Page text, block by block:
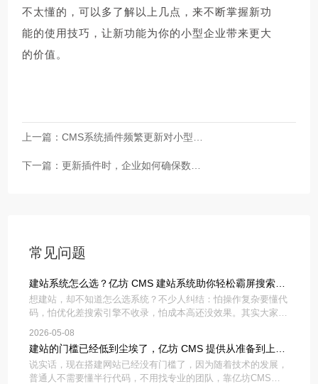
不太懂的，可以多了解以上几点，来不断掌握新功
能的使用技巧，让新功能为你的小型企业带来更大
的价值。
上一篇：CMS系统插件频繁更新对小型企
业有什么好处？
下一篇：更新插件时，企业如何确保数据
常见问题
建站系统怎么选？亿坊 CMS 建站系统助你轻松霸屏搜索引
擎！
想建站，却不知道怎么选系统？不少人纠结：怕操作复杂要懂代
码，怕优化差搜索引擎不收录，怕成本高还没效果。其实大家想
好解决这些难题
2026-05-08
建站的门槛已经低到尘埃了，亿坊 CMS 提供从准备到上线
的全流程！
说实话，现在搭建网站已经没有门槛了，因为随着技术的发展，
普通人不需要懂半行代码，不用找专业的团队，靠亿坊CMS，